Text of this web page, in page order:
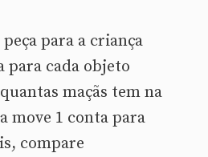
para a criança
para cada objeto
maçãs tem na
move 1 conta para
compare